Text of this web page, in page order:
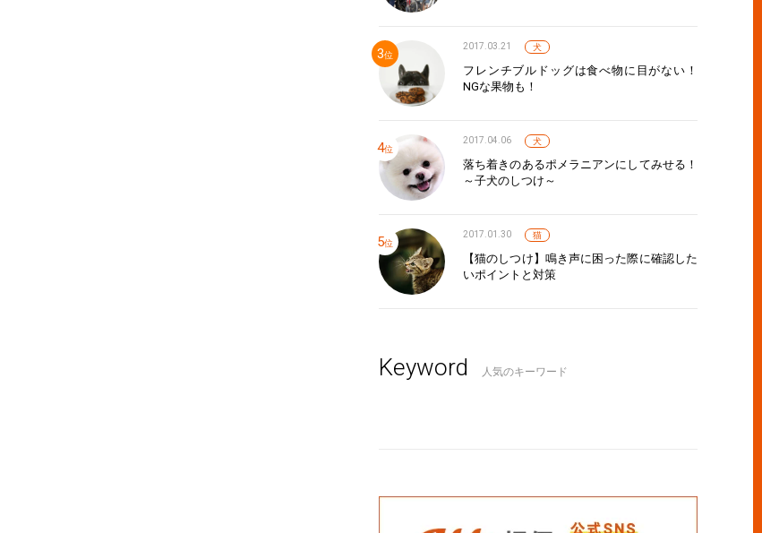
2017.03.21 犬
フレンチブルドッグは食べ物に目がない！
NGな果物も！
2017.04.06 犬
落ち着きのあるポメラニアンにしてみせる！
～子犬のしつけ～
2017.01.30 猫
【猫のしつけ】鳴き声に困った際に確認した
いポイントと対策
Keyword 人気のキーワード